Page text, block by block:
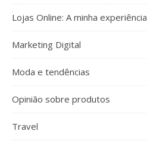
Lojas Online: A minha experiência
Marketing Digital
Moda e tendências
Opinião sobre produtos
Travel